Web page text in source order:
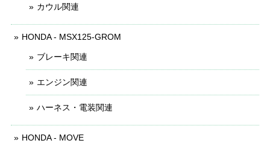
カウル関連
HONDA - MSX125-GROM
ブレーキ関連
エンジン関連
ハーネス・電装関連
HONDA - MOVE